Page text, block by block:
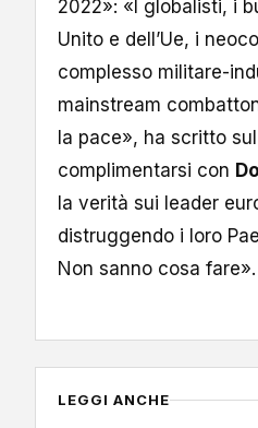
2022»: «I globalisti, i
Unito e dell’Ue, i
complesso militare-
mainstream
la pace», ha scritto
complimentarsi con
la verità sui leader
distruggendo i loro
Non sanno cosa fare».
LEGGI ANCHE